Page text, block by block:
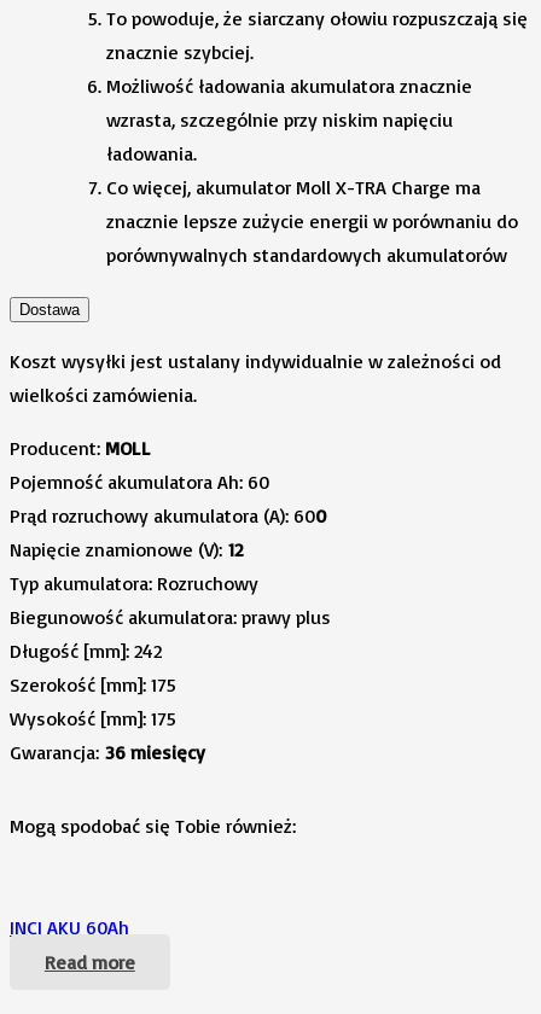
To powoduje, że siarczany ołowiu rozpuszczają się
znacznie szybciej.
Możliwość ładowania akumulatora znacznie
wzrasta, szczególnie przy niskim napięciu
ładowania.
Co więcej, akumulator Moll X-TRA Charge ma
znacznie lepsze zużycie energii w porównaniu do
porównywalnych standardowych akumulatorów
Dostawa
Koszt wysyłki jest ustalany indywidualnie w zależności od
wielkości zamówienia.
Producent: MOLL
Pojemność akumulatora Ah: 60
Prąd rozruchowy akumulatora (A): 600
Napięcie znamionowe (V): 12
Typ akumulatora: Rozruchowy
Biegunowość akumulatora: prawy plus
Długość [mm]: 242
Szerokość [mm]: 175
Wysokość [mm]: 175
Gwarancja: 36 miesięcy
Mogą spodobać się Tobie również:
INCI AKU 60Ah
Read more